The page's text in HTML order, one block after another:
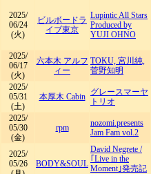
2025/
06/24
(火)
ビルボードラ
イブ東京
Lupintic All Stars
Produced by
YUJI OHNO
2025/
06/17
(火)
六本木 アルフ
ィー
TOKU, 宮川純,
菅野知明
2025/
05/31
(土)
本厚木 Cabin
グレースマーヤ
トリオ
2025/
05/30
(金)
rpm
nozomi.presents
Jam Fam vol.2
2025/
05/26
BODY&SOUL
David Negrete /
｢Live in the
Moment｣発売記